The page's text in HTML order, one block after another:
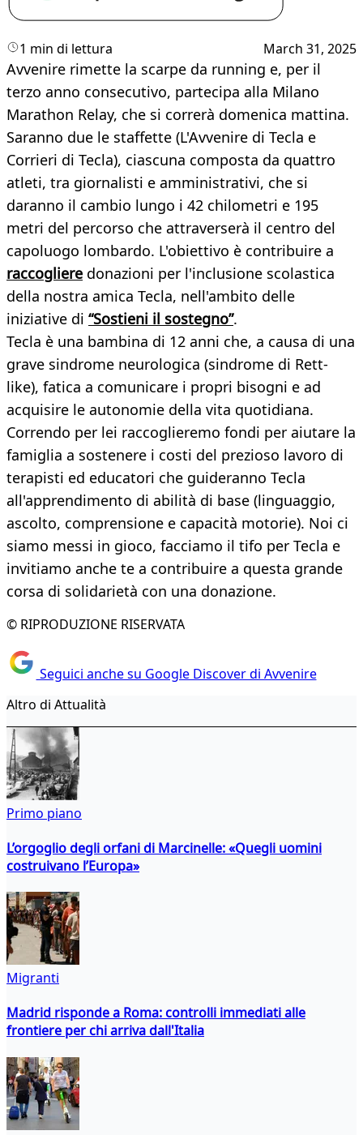
1 min di lettura March 31, 2025
Avvenire rimette la scarpe da running e, per il
terzo anno consecutivo, partecipa alla Milano
Marathon Relay, che si correrà domenica mattina.
Saranno due le staffette (L'Avvenire di Tecla e
Corrieri di Tecla), ciascuna composta da quattro
atleti, tra giornalisti e amministrativi, che si
daranno il cambio lungo i 42 chilometri e 195
metri del percorso che attraverserà il centro del
capoluogo lombardo. L'obiettivo è contribuire a
raccogliere donazioni per l'inclusione scolastica
della nostra amica Tecla, nell'ambito delle
iniziative di “Sostieni il sostegno”.
Tecla è una bambina di 12 anni che, a causa di una
grave sindrome neurologica (sindrome di Rett-
like), fatica a comunicare i propri bisogni e ad
acquisire le autonomie della vita quotidiana.
Correndo per lei raccoglieremo fondi per aiutare la
famiglia a sostenere i costi del prezioso lavoro di
terapisti ed educatori che guideranno Tecla
all'apprendimento di abilità di base (linguaggio,
ascolto, comprensione e capacità motorie). Noi ci
siamo messi in gioco, facciamo il tifo per Tecla e
invitiamo anche te a contribuire a questa grande
corsa di solidarietà con una donazione.
© RIPRODUZIONE RISERVATA
Seguici anche su Google Discover di Avvenire
Altro di Attualità
Primo piano
L’orgoglio degli orfani di Marcinelle: «Quegli uomini
costruivano l’Europa»
Migranti
Madrid risponde a Roma: controlli immediati alle
frontiere per chi arriva dall'Italia